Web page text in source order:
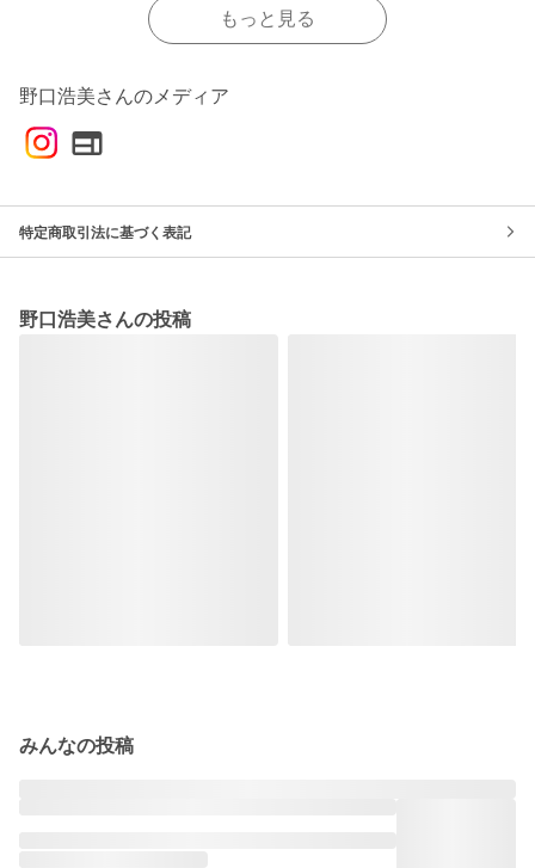
もっと見る
野口浩美さんのメディア
特定商取引法に基づく表記
野口浩美さんの投稿
みんなの投稿